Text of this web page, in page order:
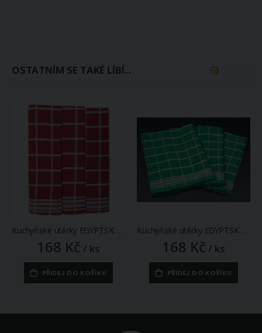
OSTATNÍM SE TAKÉ LÍBÍ...
Kuchyňské utěrky EGYPTSKÁ BAVLNA 01, červené káro, 2 kusy, 50x70cm
168 Kč / ks
PŘIDEJ DO KOŠÍKU
Kuchyňské utěrky EGYPTSKÁ BAVLNA 02, zelené káro, 3 kusy, 50x70cm
168 Kč / ks
PŘIDEJ DO KOŠÍKU